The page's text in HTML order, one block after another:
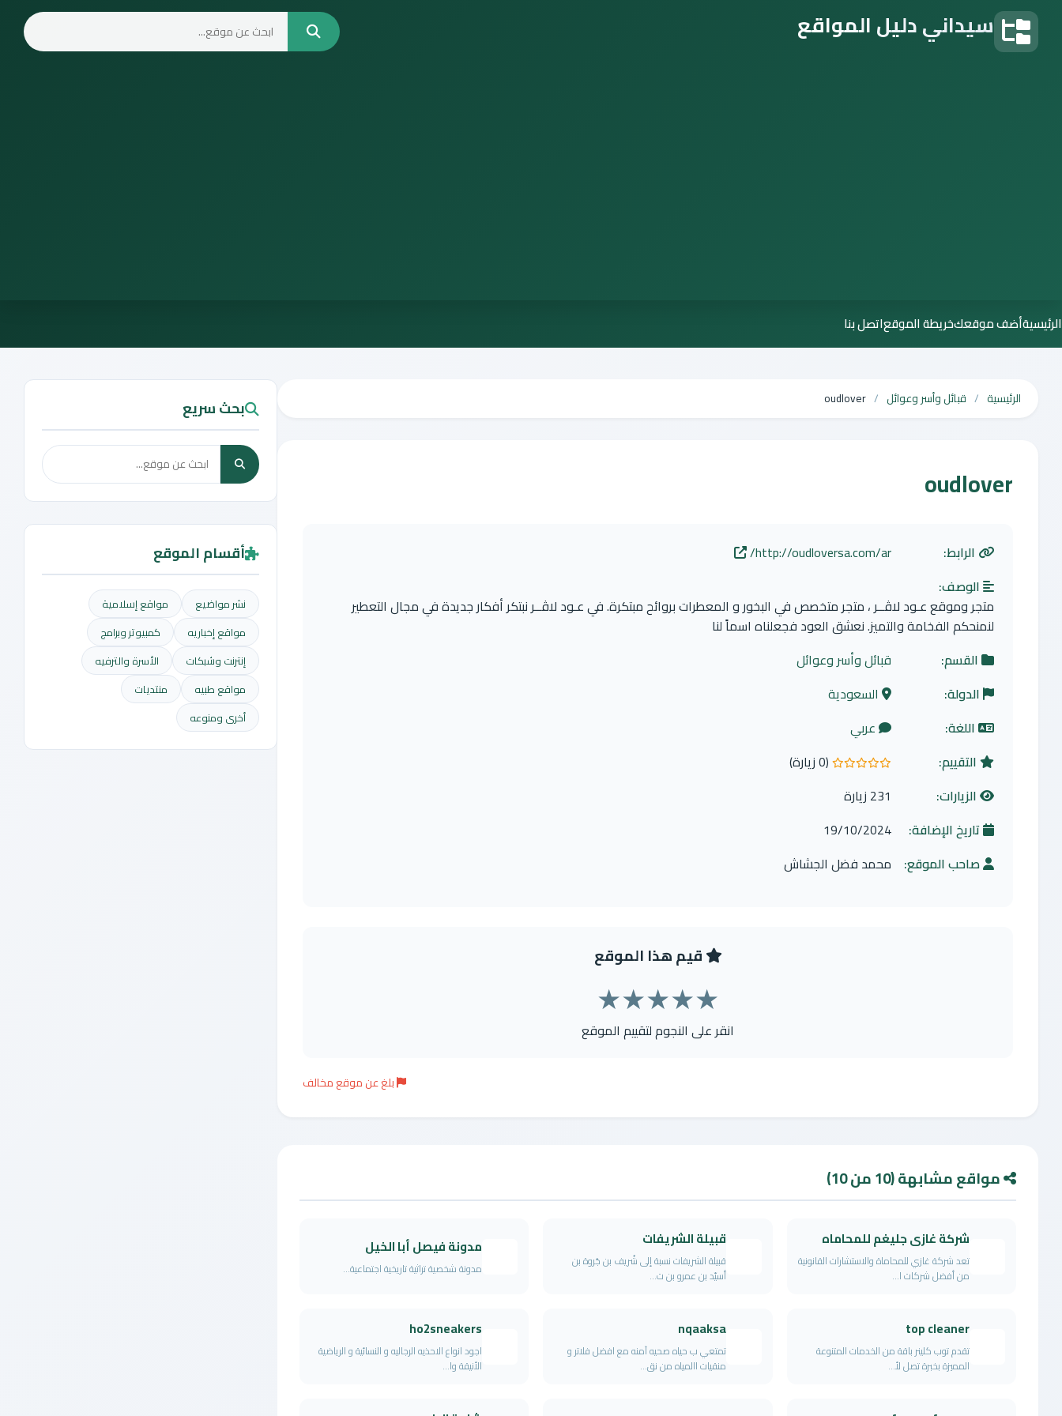
سيداني دليل المواقع
الرئيسيةأضف موقعكخريطة الموقعاتصل بنا
الرئيسية قبائل وأسر وعوائل oudlover
oudlover
الرابط:
http://oudloversa.com/ar/
الوصف:
متجر وموقع عـود لاڤــر ، متجر متخصص في البخور و المعطرات بروائح مبتكرة. في عـود لاڤــر نبتكر أفكار جديدة في مجال التعطير
لنمنحكم الفخامة والتميز. نعشق العود فجعلناه اسماً لنا
القسم:
قبائل وأسر وعوائل
الدولة:
السعودية
اللغة:
عربي
التقييم:
0.0 من 5 نجوم
(0 زيارة)
الزيارات:
231 زيارة
تاريخ الإضافة:
19/10/2024
صاحب الموقع: محمد فضل الجشاش
قيم هذا الموقع
★
★
★
★
★
انقر على النجوم لتقييم الموقع
بلغ عن موقع مخالف
مواقع مشابهة (10 من 10)
شركة غازى جليغم للمحاماه
تعد شركة غازي للمحاماة والاستشارات القانونية
من أفضل شركات ا...
قبيلة الشريفات
قبيلة الشريفات نسبة إلى شُريف بن جُروة بن
أسيّد بن عمرو بن ت...
مدونة فيصل أبا الخيل
مدونة شخصية تراثية تاريخية اجتماعية...
top cleaner
تقدم توب كلينر باقة من الخدمات المتنوعة
المميزة بخبرة تصل لأ...
nqaaksa
تمتعي ب حياه صحيه آمنه مع افضل فلاتر و
منقيات االمياه من نق...
ho2sneakers
اجود انواع الاحذيه الرجاليه و النسائية و الرياضية
الأنيقة وا...
بحث سريع
أقسام الموقع
نشر مواضيع
مواقع إسلامية
مواقع إخباريه
كمبيوتر وبرامج
إنترنت وشبكات
الأسرة والترفيه
مواقع طبيه
منتديات
أخرى ومنوعه